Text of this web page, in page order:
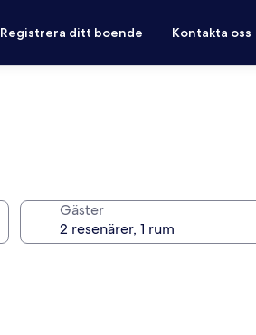
Registrera ditt boende Kontakta oss
Gäster